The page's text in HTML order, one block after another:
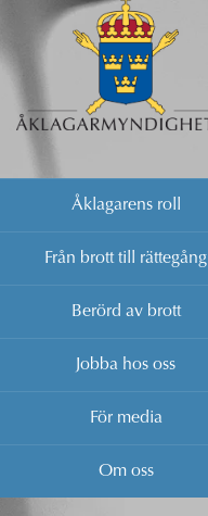
Åklagarens roll
Från brott till rättegång
Berörd av brott
Jobba hos oss
För media
Om oss